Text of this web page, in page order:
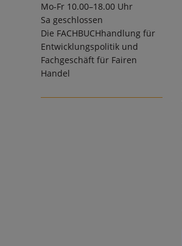
Mo-Fr 10.00–18.00 Uhr
Sa geschlossen
Die FACHBUCHhandlung für
Entwicklungspolitik und
Fachgeschäft für Fairen
Handel